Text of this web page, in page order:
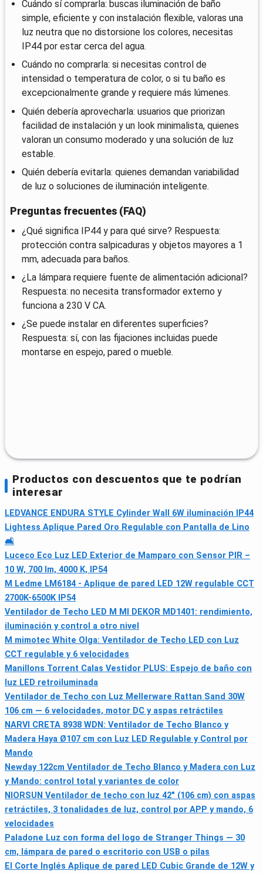
Cuándo sí comprarla: buscas iluminación de baño
simple, eficiente y con instalación flexible, valoras una
luz neutra que no distorsione los colores, necesitas
IP44 por estar cerca del agua.
Cuándo no comprarla: si necesitas control de
intensidad o temperatura de color, o si tu baño es
excepcionalmente grande y requiere más lúmenes.
Quién debería aprovecharla: usuarios que priorizan
facilidad de instalación y un look minimalista, quienes
valoran un consumo moderado y una solución de luz
estable.
Quién debería evitarla: quienes demandan variabilidad
de luz o soluciones de iluminación inteligente.
Preguntas frecuentes (FAQ)
¿Qué significa IP44 y para qué sirve? Respuesta:
protección contra salpicaduras y objetos mayores a 1
mm, adecuada para baños.
¿La lámpara requiere fuente de alimentación adicional?
Respuesta: no necesita transformador externo y
funciona a 230 V CA.
¿Se puede instalar en diferentes superficies?
Respuesta: sí, con las fijaciones incluidas puede
montarse en espejo, pared o mueble.
Productos con descuentos que te podrían
interesar
LEDVANCE ENDURA STYLE Cylinder Wall 6W iluminación IP44
Lightess Aplique Pared Oro Regulable con Pantalla de Lino
🛋
Luceco Eco Luz LED Exterior de Mamparo con Sensor PIR –
10 W, 700 lm, 4000 K, IP54
M Ledme LM6184 - Aplique de pared LED 12W regulable CCT
2700K-6500K IP54
Ventilador de Techo LED M MI DEKOR MD1401: rendimiento,
iluminación y control a otro nivel
M mimotec White Olga: Ventilador de Techo LED con Luz
CCT regulable y 6 velocidades
Manillons Torrent Calas Vestidor PLUS: Espejo de baño con
luz LED retroiluminada
Ventilador de Techo con Luz Mellerware Rattan Sand 30W
106 cm — 6 velocidades, motor DC y aspas retráctiles
NARVI CRETA 8938 WDN: Ventilador de Techo Blanco y
Madera Haya Ø107 cm con Luz LED Regulable y Control por
Mando
Newday 122cm Ventilador de Techo Blanco y Madera con Luz
y Mando: control total y variantes de color
NIORSUN Ventilador de techo con luz 42" (106 cm) con aspas
retráctiles, 3 tonalidades de luz, control por APP y mando, 6
velocidades
Paladone Luz con forma del logo de Stranger Things — 30
cm, lámpara de pared o escritorio con USB o pilas
El Corte Inglés Aplique de pared LED Cubic Grande de 12W y